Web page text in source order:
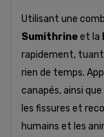
Utilisant une
Sumithrineet la
rapidement,
rien de temps.
canapés, ainsi
les fissures et
humains et les